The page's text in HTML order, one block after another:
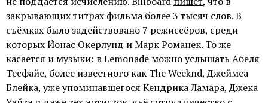
закрывающих титрах фильма более 3 тысяч слов. В
съёмках было задействовано 7 режиссёров, среди
которых Йонас Окерлунд и Марк Романек. То же
касается и музыки: в Lemonade можно услышать Абеля
Тесфайе, более известного как The Weeknd, Джеймса
Блейка, уже упоминавшегося Кендрика Ламара, Джека